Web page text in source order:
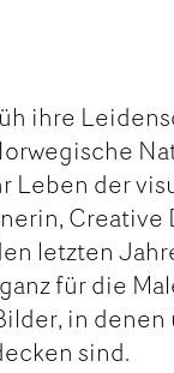
ihre
Leben der
letzten
für die
in
sind.